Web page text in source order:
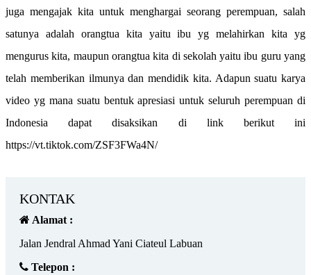
juga mengajak kita untuk menghargai seorang perempuan, salah
satunya adalah orangtua kita yaitu ibu yg melahirkan kita yg
mengurus kita, maupun orangtua kita di sekolah yaitu ibu guru yang
telah memberikan ilmunya dan mendidik kita. Adapun suatu karya
video yg mana suatu bentuk apresiasi untuk seluruh perempuan di
Indonesia dapat disaksikan di link berikut ini
https://vt.tiktok.com/ZSF3FWa4N/
KONTAK
Alamat :
Jalan Jendral Ahmad Yani Ciateul Labuan
Telepon :